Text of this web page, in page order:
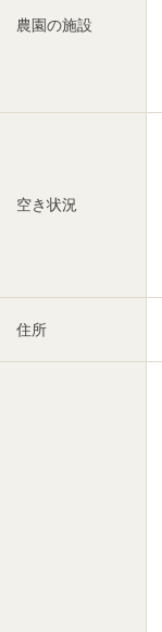
農園の施設
空き状況
住所